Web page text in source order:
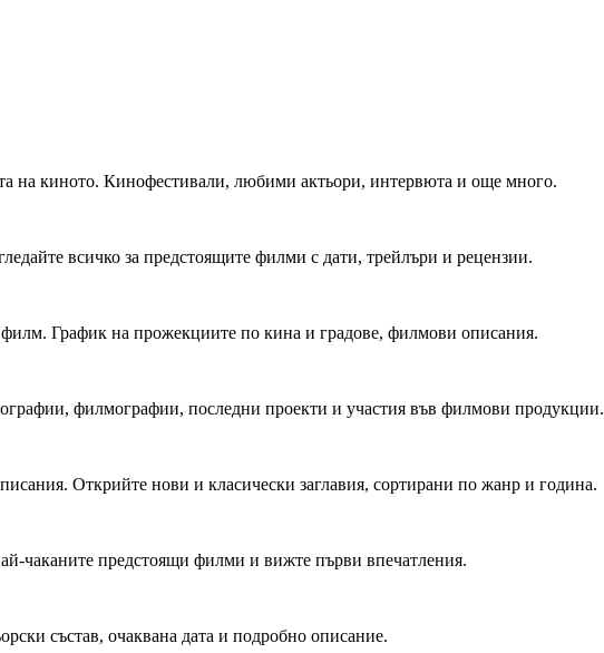
на киното. Кинофестивали, любими актьори, интервюта и още много.
всичко за предстоящите филми с дати, трейлъри и рецензии.
филм. График на прожекциите по кина и градове, филмови описания.
филмографии, последни проекти и участия във филмови продукции.
Открийте нови и класически заглавия, сортирани по жанр и година.
чаканите предстоящи филми и вижте първи впечатления.
състав, очаквана дата и подробно описание.